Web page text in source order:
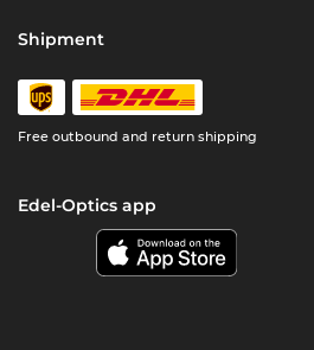
Shipment
Free outbound and return shipping
Edel-Optics app